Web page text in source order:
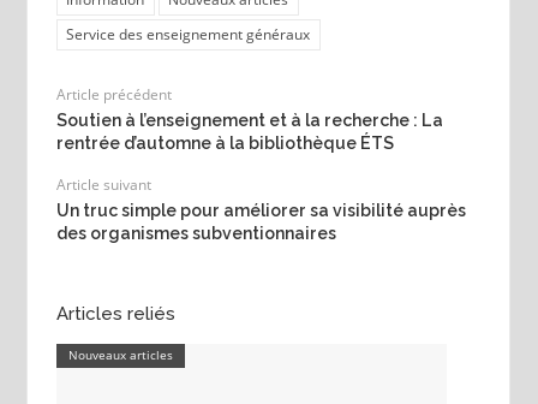
Service des enseignement généraux
Article précédent
Soutien à l’enseignement et à la recherche : La
rentrée d’automne à la bibliothèque ÉTS
Article suivant
Un truc simple pour améliorer sa visibilité auprès
des organismes subventionnaires
Articles reliés
Nouveaux articles